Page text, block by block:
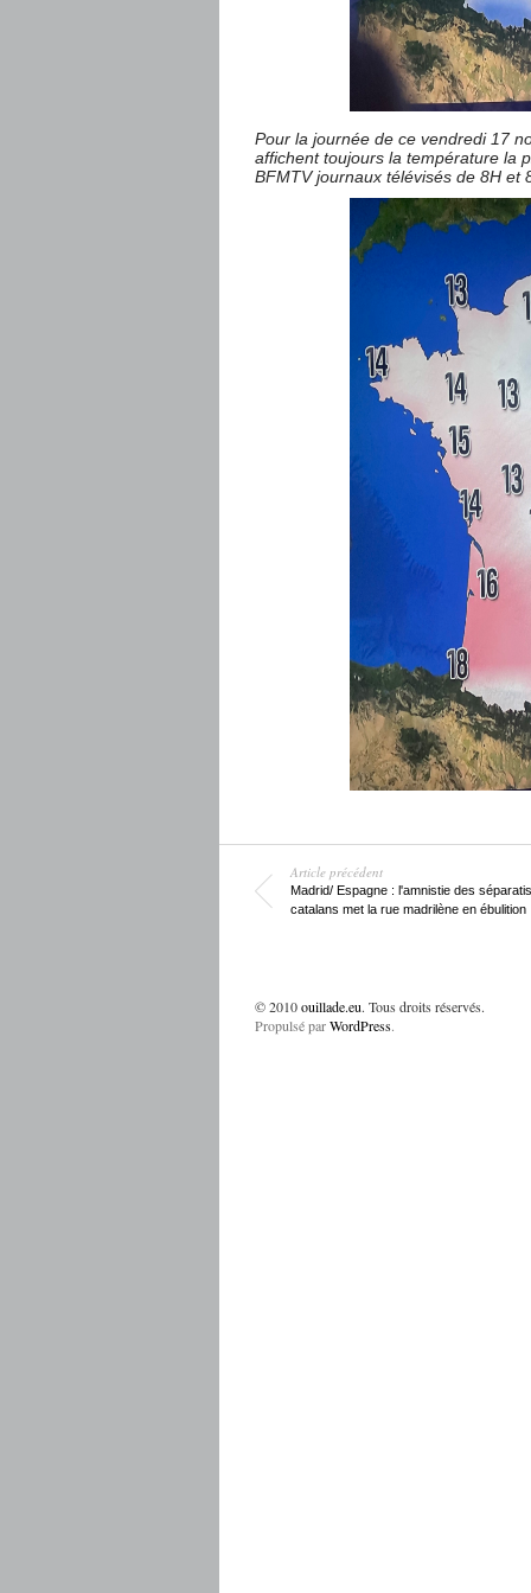
Pour la journée de ce vendredi 17
affichent toujours la température la
BFMTV journaux télévisés de 8H et
Article précédent
Madrid/ Espagne : l'amnistie des
catalans met la rue madrilène en ébulition
© 2010ouillade.eu. Tous droits réservés.
Propulsé parWordPress.